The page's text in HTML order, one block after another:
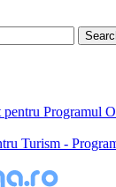
pentru Programul
Turism -